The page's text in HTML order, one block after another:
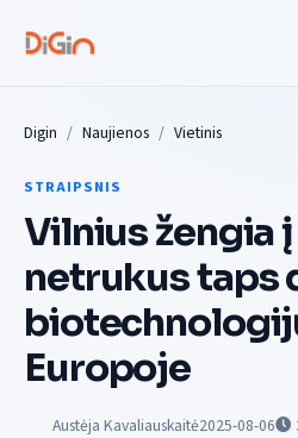
Digin Naujienos Vietinis
STRAIPSNIS
Vilnius žengia
netrukus taps
Europoje
Austėja Kavaliauskaitė2025-08-06